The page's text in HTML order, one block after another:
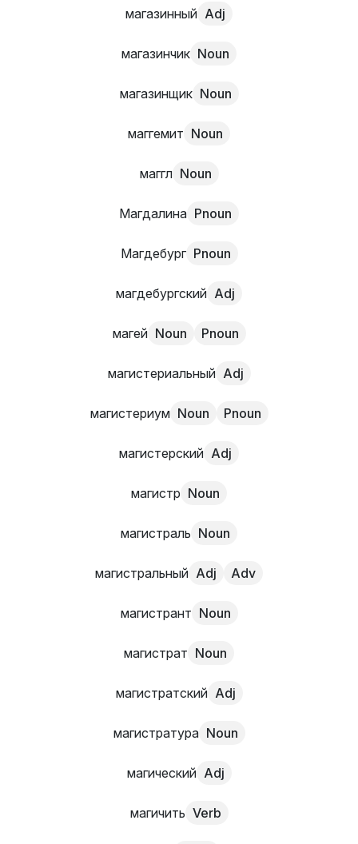
магазинный Adj
магазинчик Noun
магазинщик Noun
маггемит Noun
маггл Noun
Магдалина Pnoun
Магдебург Pnoun
магдебургский Adj
магей Noun Pnoun
магистериальный Adj
магистериум Noun Pnoun
магистерский Adj
магистр Noun
магистраль Noun
магистральный Adj Adv
магистрант Noun
магистрат Noun
магистратский Adj
магистратура Noun
магический Adj
магичить Verb